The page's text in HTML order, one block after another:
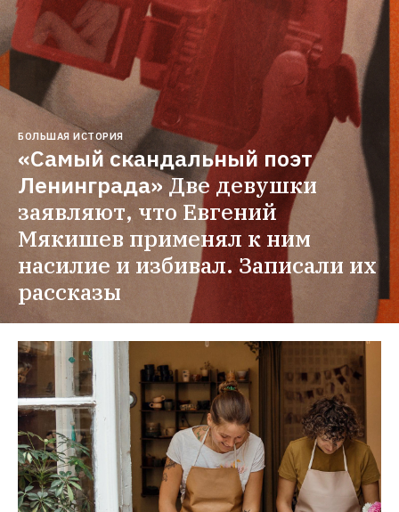
БОЛЬШАЯ ИСТОРИЯ
«Самый скандальный поэт
Ленинграда»Две девушки
заявляют, что Евгений
Мякишев применял к ним
насилие и избивал. Записали их
рассказы